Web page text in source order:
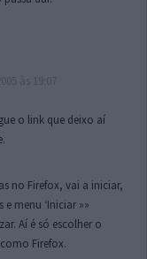
o link que deixo aí
no Firefox, vai a iniciar,
menu ‘Iniciar »»
Aí é só escolher o
Firefox.